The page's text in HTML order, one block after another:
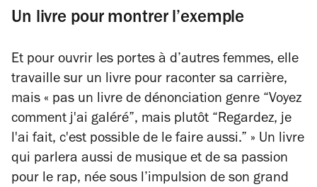
Un livre pour montrer l’exemple
Et pour ouvrir les portes à d’autres femmes, elle
travaille sur un livre pour raconter sa carrière,
mais « pas un livre de dénonciation genre “Voyez
comment j'ai galéré”, mais plutôt “Regardez, je
l'ai fait, c'est possible de le faire aussi.” » Un livre
qui parlera aussi de musique et de sa passion
pour le rap, née sous l’impulsion de son grand